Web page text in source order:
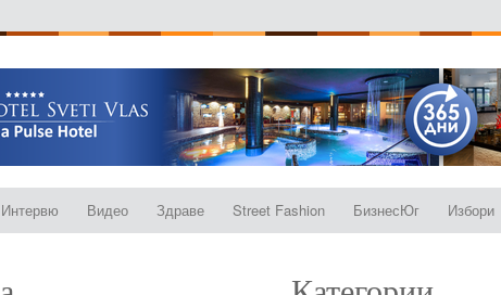
Интервю Видео Здраве Street Fashion БизнесЮг Избори